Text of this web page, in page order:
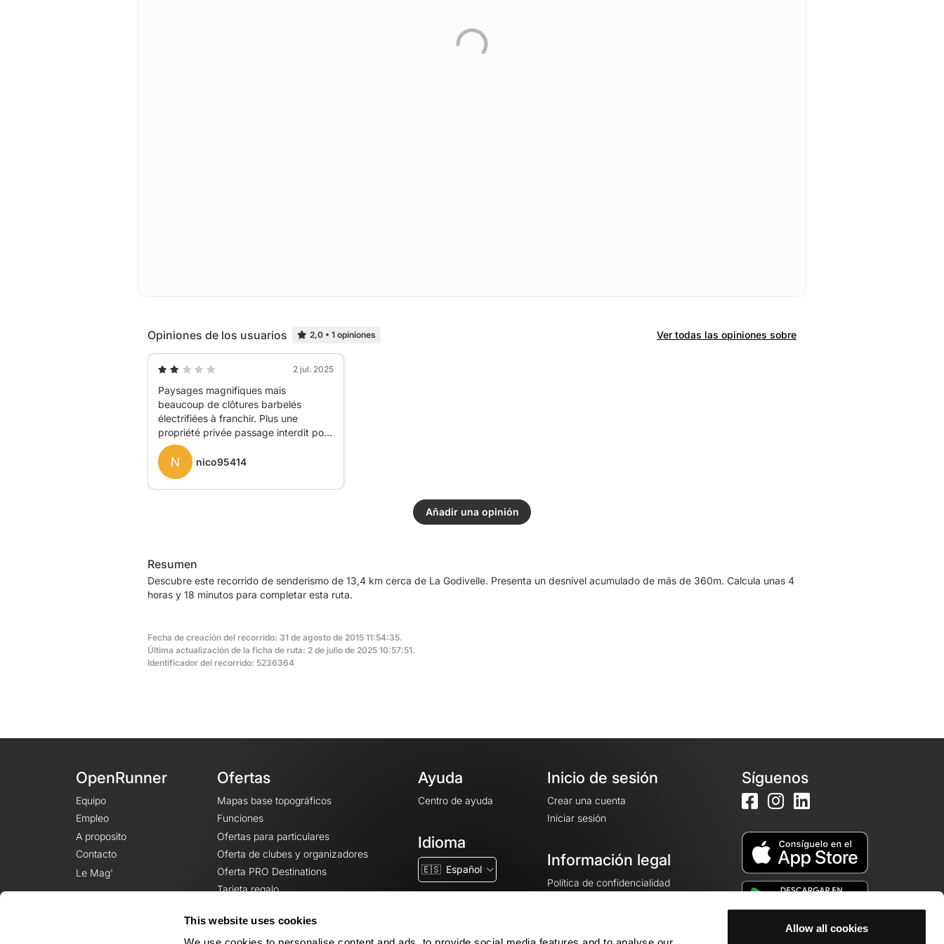
This website uses cookies
Allow all cookies
Opiniones de los usuarios 2,0 • 1 opiniones Ver todas las opiniones sobre
2 jul. 2025
Paysages magnifiques mais
beaucoup de clôtures barbelés
électrifiées à franchir. Plus une
propriété privée passage interdit pour
finir.
N nico95414
Añadir una opinión
Resumen
Descubre este recorrido de senderismo de 13,4 km cerca de La Godivelle. Presenta un desnivel acumulado de más de 360m. Calcula unas 4
horas y 18 minutos para completar esta ruta.
Fecha de creación del recorrido: 31 de agosto de 2015 11:54:35.
Última actualización de la ficha de ruta: 2 de julio de 2025 10:57:51.
Identificador del recorrido: 5236364
OpenRunner
Equipo
Empleo
A proposito
Contacto
Le Mag'
Ofertas
Mapas base topográficos
Funciones
Ofertas para particulares
Oferta de clubes y organizadores
Oferta PRO Destinations
Tarjeta regalo
Ayuda
Centro de ayuda
Idioma
🇪🇸 Español
Inicio de sesión
Crear una cuenta
Iniciar sesión
Información legal
Política de confidencialidad
Avisos legales
Síguenos